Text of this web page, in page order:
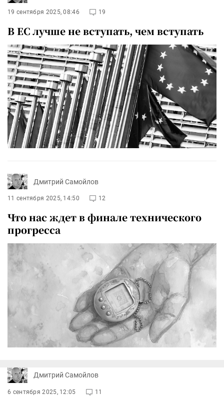
19 сентября 2025, 08:46 19
В ЕС лучше не вступать, чем вступать
Дмитрий Самойлов
11 сентября 2025, 14:50 12
Что нас ждет в финале технического
прогресса
Дмитрий Самойлов
6 сентября 2025, 12:05 11